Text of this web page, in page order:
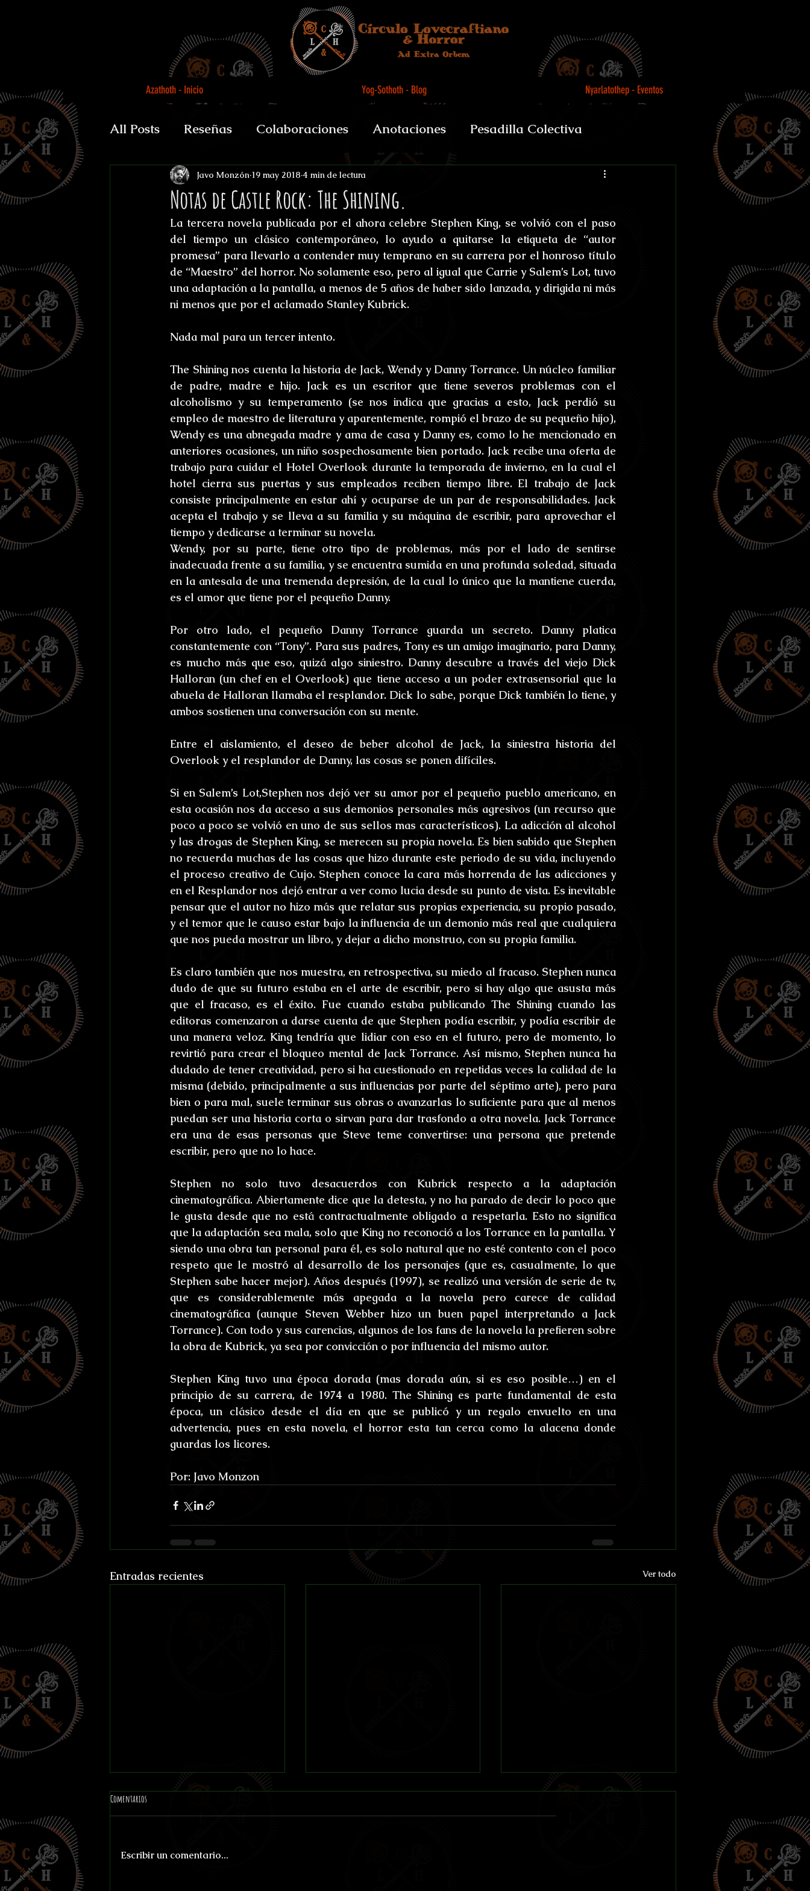
Azathoth - Inicio Yog-Sothoth - Blog Nyarlatothep - Eventos
All Posts Reseñas Colaboraciones Anotaciones Pesadilla Colectiva
Auguratricis, sirenibus et alii Biografías y datos
Gabinete de la Dra. Psychopomps Tenebris Medicinae Officium
Efemérides y celebraciones Bestiario del Horror Los últimos días de Anthibitas
L'horreur En Haute Couture Relatos Relatos Ganadores Horresco Referens
Susurros Innombrables
Notas de Castle Rock: The Shining.
Javo Monzón 19 may 2018 4 min de lectura
La tercera novela publicada por el ahora celebre Stephen King, se volvió con el paso
del tiempo un clásico contemporáneo, lo ayudo a quitarse la etiqueta de “autor
promesa” para llevarlo a contender muy temprano en su carrera por el honroso título
de “Maestro” del horror. No solamente eso, pero al igual que Carrie y Salem’s Lot, tuvo
una adaptación a la pantalla, a menos de 5 años de haber sido lanzada, y dirigida ni más
ni menos que por el aclamado Stanley Kubrick.
Nada mal para un tercer intento.
The Shining nos cuenta la historia de Jack, Wendy y Danny Torrance. Un núcleo familiar
de padre, madre e hijo. Jack es un escritor que tiene severos problemas con el
alcoholismo y su temperamento (se nos indica que gracias a esto, Jack perdió su
empleo de maestro de literatura y aparentemente, rompió el brazo de su pequeño hijo),
Wendy es una abnegada madre y ama de casa y Danny es, como lo he mencionado en
anteriores ocasiones, un niño sospechosamente bien portado. Jack recibe una oferta de
trabajo para cuidar el Hotel Overlook durante la temporada de invierno, en la cual el
hotel cierra sus puertas y sus empleados reciben tiempo libre. El trabajo de Jack
consiste principalmente en estar ahí y ocuparse de un par de responsabilidades. Jack
acepta el trabajo y se lleva a su familia y su máquina de escribir, para aprovechar el
tiempo y dedicarse a terminar su novela.
Wendy, por su parte, tiene otro tipo de problemas, más por el lado de sentirse
inadecuada frente a su familia, y se encuentra sumida en una profunda soledad, situada
en la antesala de una tremenda depresión, de la cual lo único que la mantiene cuerda,
es el amor que tiene por el pequeño Danny.
Por otro lado, el pequeño Danny Torrance guarda un secreto. Danny platica
constantemente con “Tony”. Para sus padres, Tony es un amigo imaginario, para Danny,
es mucho más que eso, quizá algo siniestro. Danny descubre a través del viejo Dick
Halloran (un chef en el Overlook) que tiene acceso a un poder extrasensorial que la
abuela de Halloran llamaba el resplandor. Dick lo sabe, porque Dick también lo tiene, y
ambos sostienen una conversación con su mente.
Entre el aislamiento, el deseo de beber alcohol de Jack, la siniestra historia del
Overlook y el resplandor de Danny, las cosas se ponen difíciles.
Si en Salem’s Lot,Stephen nos dejó ver su amor por el pequeño pueblo americano, en
esta ocasión nos da acceso a sus demonios personales más agresivos (un recurso que
poco a poco se volvió en uno de sus sellos mas característicos). La adicción al alcohol
y las drogas de Stephen King, se merecen su propia novela. Es bien sabido que Stephen
no recuerda muchas de las cosas que hizo durante este periodo de su vida, incluyendo
el proceso creativo de Cujo. Stephen conoce la cara más horrenda de las adicciones y
en el Resplandor nos dejó entrar a ver como lucia desde su punto de vista. Es inevitable
pensar que el autor no hizo más que relatar sus propias experiencia, su propio pasado,
y el temor que le causo estar bajo la influencia de un demonio más real que cualquiera
que nos pueda mostrar un libro, y dejar a dicho monstruo, con su propia familia.
Es claro también que nos muestra, en retrospectiva, su miedo al fracaso. Stephen nunca
dudo de que su futuro estaba en el arte de escribir, pero si hay algo que asusta más
que el fracaso, es el éxito. Fue cuando estaba publicando The Shining cuando las
editoras comenzaron a darse cuenta de que Stephen podía escribir, y podía escribir de
una manera veloz. King tendría que lidiar con eso en el futuro, pero de momento, lo
revirtió para crear el bloqueo mental de Jack Torrance. Así mismo, Stephen nunca ha
dudado de tener creatividad, pero si ha cuestionado en repetidas veces la calidad de la
misma (debido, principalmente a sus influencias por parte del séptimo arte), pero para
bien o para mal, suele terminar sus obras o avanzarlas lo suficiente para que al menos
puedan ser una historia corta o sirvan para dar trasfondo a otra novela. Jack Torrance
era una de esas personas que Steve teme convertirse: una persona que pretende
escribir, pero que no lo hace.
Stephen no solo tuvo desacuerdos con Kubrick respecto a la adaptación
cinematográfica. Abiertamente dice que la detesta, y no ha parado de decir lo poco que
le gusta desde que no está contractualmente obligado a respetarla. Esto no significa
que la adaptación sea mala, solo que King no reconoció a los Torrance en la pantalla. Y
siendo una obra tan personal para él, es solo natural que no esté contento con el poco
respeto que le mostró al desarrollo de los personajes (que es, casualmente, lo que
Stephen sabe hacer mejor). Años después (1997), se realizó una versión de serie de tv,
que es considerablemente más apegada a la novela pero carece de calidad
cinematográfica (aunque Steven Webber hizo un buen papel interpretando a Jack
Torrance). Con todo y sus carencias, algunos de los fans de la novela la prefieren sobre
la obra de Kubrick, ya sea por convicción o por influencia del mismo autor.
Stephen King tuvo una época dorada (mas dorada aún, si es eso posible…) en el
principio de su carrera, de 1974 a 1980. The Shining es parte fundamental de esta
época, un clásico desde el día en que se publicó y un regalo envuelto en una
advertencia, pues en esta novela, el horror esta tan cerca como la alacena donde
guardas los licores.
Por: Javo Monzon
Entradas recientes Ver todo
Chicago-Marte por 15 Centavos
Comentarios
Escribir un comentario...